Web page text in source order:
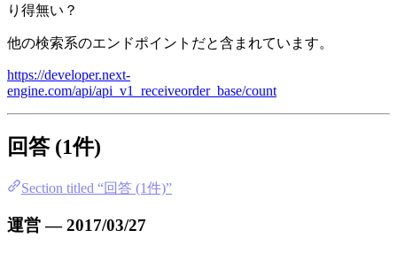
り得無い？
他の検索系のエンドポイントだと含まれています。
https://developer.next-
engine.com/api/api_v1_receiveorder_base/count
回答 (1件)
Section titled “回答 (1件)”
運営 — 2017/03/27